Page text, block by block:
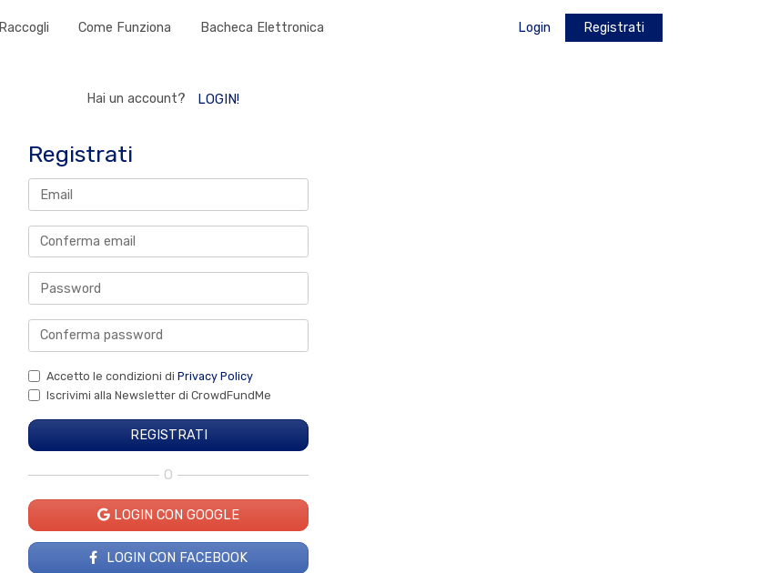
Raccogli Come Funziona Bacheca Elettronica Login Registrati
Hai un account? LOGIN!
Registrati
Accetto le condizioni di Privacy Policy
Iscrivimi alla Newsletter di CrowdFundMe
O
LOGIN CON GOOGLE
LOGIN CON FACEBOOK